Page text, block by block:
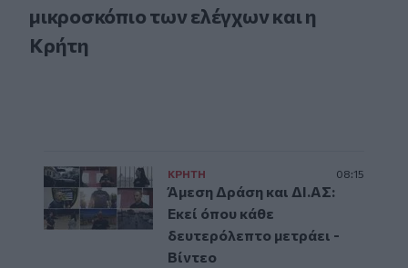
μικροσκόπιο των ελέγχων και η
Κρήτη
ΚΡΗΤΗ 08:15
Άμεση Δράση και ΔΙ.ΑΣ:
Εκεί όπου κάθε
δευτερόλεπτο μετράει -
Βίντεο